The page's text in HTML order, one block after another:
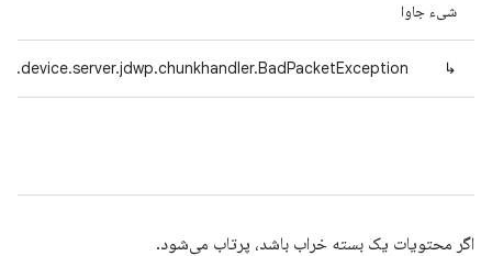
شیء جاوا
↳
اگر محتویات یک بسته خراب باشد، پرتاب می‌شود.